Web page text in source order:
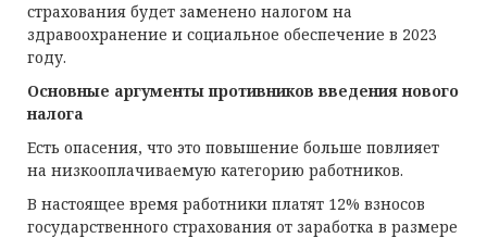
страхования будет заменено налогом на
здравоохранение и социальное обеспечение в 2023
году.
Основные аргументы противников введения нового
налога
Есть опасения, что это повышение больше повлияет
на низкооплачиваемую категорию работников.
В настоящее время работники платят 12% взносов
государственного страхования от заработка в размере